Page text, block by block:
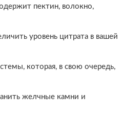
пектин, волокно,
уровень цитрата в вашей
которая, в свою очередь,
желчные камни и